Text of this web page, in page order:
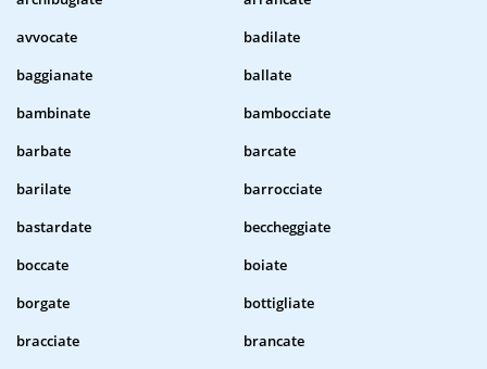
avvocate
badilate
baggianate
ballate
bambinate
bambocciate
barbate
barcate
barilate
barrocciate
bastardate
beccheggiate
boccate
boiate
borgate
bottigliate
bracciate
brancate